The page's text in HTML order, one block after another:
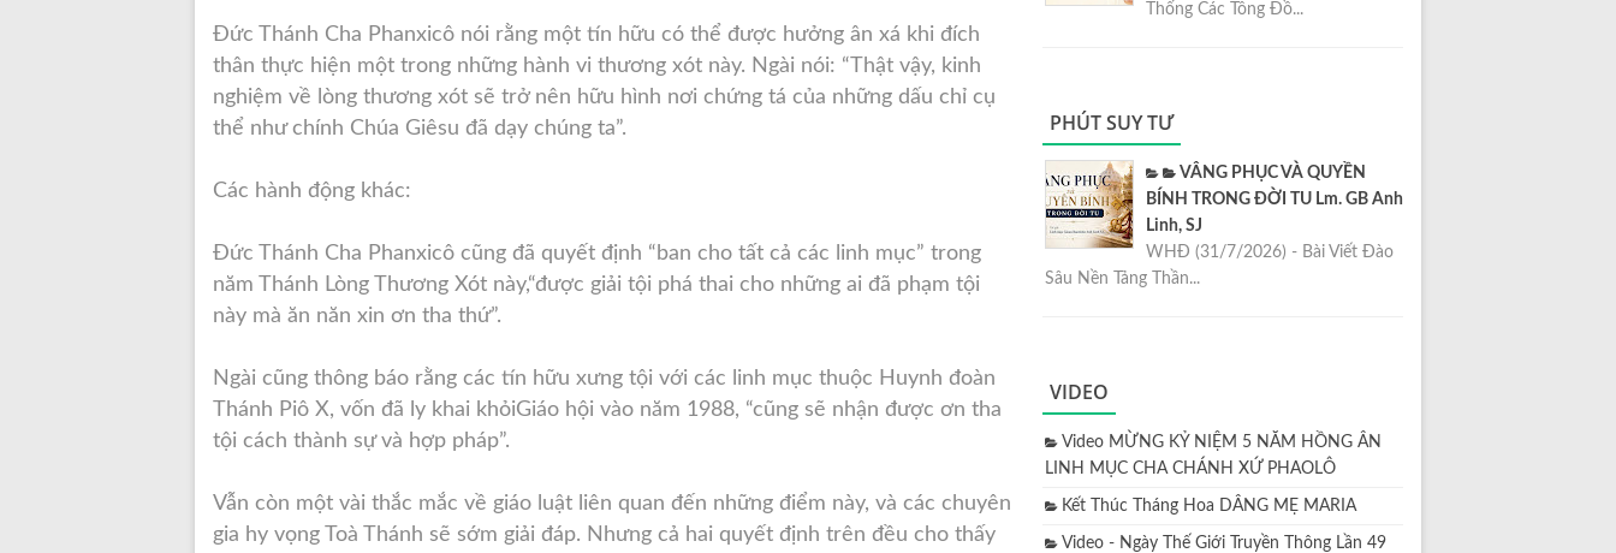
Đức Thánh Cha Phanxicô nói rằng một tín hữu có thể được hưởng ân xá khi đích
thân thực hiện một trong những hành vi thương xót này. Ngài nói: “Thật vậy, kinh
nghiệm về lòng thương xót sẽ trở nên hữu hình nơi chứng tá ​​của những dấu chỉ cụ
thể như chính Chúa Giêsu đã dạy chúng ta”.
Các hành động khác:
Đức Thánh Cha Phanxicô cũng đã quyết định “ban cho tất cả các linh mục” trong
năm Thánh Lòng Thương Xót này,“được giải tội phá thai cho những ai đã phạm tội
này mà ăn năn xin ơn tha thứ”.
Ngài cũng thông báo rằng các tín hữu xưng tội với các linh mục thuộc Huynh đoàn
Thánh Piô X, vốn đã ly khai khỏiGiáo hội vào năm 1988, “cũng sẽ nhận được ơn tha
tội cách thành sự và hợp pháp”.
Vẫn còn một vài thắc mắc về giáo luật liên quan đến những điểm này, và các chuyên
gia hy vọng Toà Thánh sẽ sớm giải đáp. Nhưng cả hai quyết định trên đều cho thấy
Thống Các Tông Đồ...
PHÚT SUY TƯ
VÂNG PHỤC VÀ QUYỀN
BÍNH TRONG ĐỜI TU Lm. GB Anh
Linh, SJ
WHĐ (31/7/2026) - Bài Viết Đào
Sâu Nền Tảng Thần...
VIDEO
Video MỪNG KỶ NIỆM 5 NĂM HỒNG ÂN
LINH MỤC CHA CHÁNH XỨ PHAOLÔ
Kết Thúc Tháng Hoa DÂNG MẸ MARIA
Video - Ngày Thế Giới Truyền Thông Lần 49